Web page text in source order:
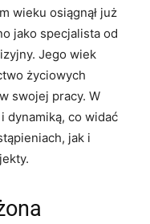
wieku osiągnął już
jako specjalista od
Jego wiek
życiowych
swojej pracy. W
dynamiką, co widać
jak i